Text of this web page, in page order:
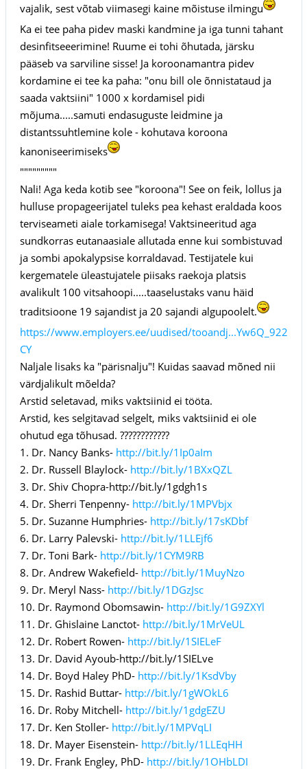
vajalik, sest võtab viimasegi kaine mõistuse ilmingu
Ka ei tee paha pidev maski kandmine ja iga tunni tahant
desinfitseeerimine! Ruume ei tohi õhutada, järsku
pääseb va sarviline sisse! Ja koroonamantra pidev
kordamine ei tee ka paha: "onu bill ole õnnistataud ja
saada vaktsiini" 1000 x kordamisel pidi
mõjuma.....samuti endasuguste leidmine ja
distantssuhtlemine kole - kohutava koroona
kanoniseerimiseks
"""""""""
Nali! Aga keda kotib see "koroona"! See on feik, lollus ja
hulluse propageerijatel tuleks pea kehast eraldada koos
terviseameti aiale torkamisega! Vaktsineeritud aga
sundkorras eutanaasiale allutada enne kui sombistuvad
ja sombi apokalypsise korraldavad. Testijatele kui
kergematele üleastujatele piisaks raekoja platsis
avalikult 100 vitsahoopi.....taaselustaks vanu häid
traditsioone 19 sajandist ja 20 sajandi algupoolelt.
https://www.employers.ee/uudised/tooandj...Yw6Q_922
CY
Naljale lisaks ka "pärisnalju"! Kuidas saavad mõned nii
värdjalikult mõelda?
Arstid seletavad, miks vaktsiinid ei tööta.
Arstid, kes selgitavad selgelt, miks vaktsiinid ei ole
ohutud ega tõhusad. ????????????
1. Dr. Nancy Banks- http://bit.ly/1Ip0aIm
2. Dr. Russell Blaylock- http://bit.ly/1BXxQZL
3. Dr. Shiv Chopra-http://bit.ly/1gdgh1s
4. Dr. Sherri Tenpenny- http://bit.ly/1MPVbjx
5. Dr. Suzanne Humphries- http://bit.ly/17sKDbf
6. Dr. Larry Palevski- http://bit.ly/1LLEjf6
7. Dr. Toni Bark- http://bit.ly/1CYM9RB
8. Dr. Andrew Wakefield- http://bit.ly/1MuyNzo
9. Dr. Meryl Nass- http://bit.ly/1DGzJsc
10. Dr. Raymond Obomsawin- http://bit.ly/1G9ZXYl
11. Dr. Ghislaine Lanctot- http://bit.ly/1MrVeUL
12. Dr. Robert Rowen- http://bit.ly/1SIELeF
13. Dr. David Ayoub-http://bit.ly/1SIELve
14. Dr. Boyd Haley PhD- http://bit.ly/1KsdVby
15. Dr. Rashid Buttar- http://bit.ly/1gWOkL6
16. Dr. Roby Mitchell- http://bit.ly/1gdgEZU
17. Dr. Ken Stoller- http://bit.ly/1MPVqLI
18. Dr. Mayer Eisenstein- http://bit.ly/1LLEqHH
19. Dr. Frank Engley, PhD- http://bit.ly/1OHbLDI